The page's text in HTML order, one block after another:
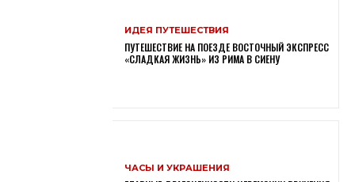
ИДЕЯ ПУТЕШЕСТВИЯ
ПУТЕШЕСТВИЕ НА ПОЕЗДЕ ВОСТОЧНЫЙ ЭКСПРЕСС
«СЛАДКАЯ ЖИЗНЬ» ИЗ РИМА В СИЕНУ
ЧАСЫ И УКРАШЕНИЯ